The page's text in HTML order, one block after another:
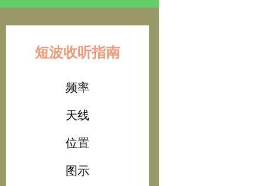
短波收听指南
频率
天线
位置
图示